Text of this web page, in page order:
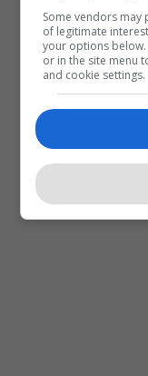
Alisson Becker
Liverpool
Some vendors
of legitimate
your options
or in the site menu
and cookie settings.